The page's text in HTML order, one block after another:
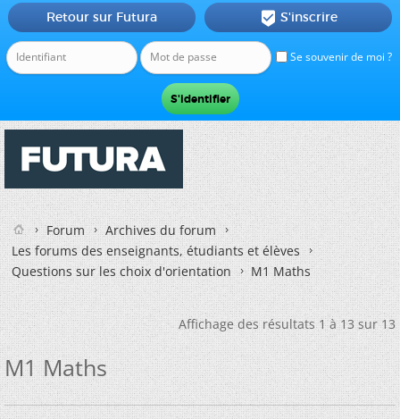
Se souvenir de moi ?
Retour sur Futura  S'inscrire
Forum
Archives du forum
Les forums des enseignants, étudiants et élèves
Questions sur les choix d'orientation
M1 Maths
Affichage des résultats 1 à 13 sur 13
M1 Maths